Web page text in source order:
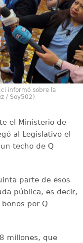
informó sobre la
/ Soy502)
el Ministerio de
al Legislativo el
techo de Q
parte de esos
pública, es decir,
por Q
millones, que